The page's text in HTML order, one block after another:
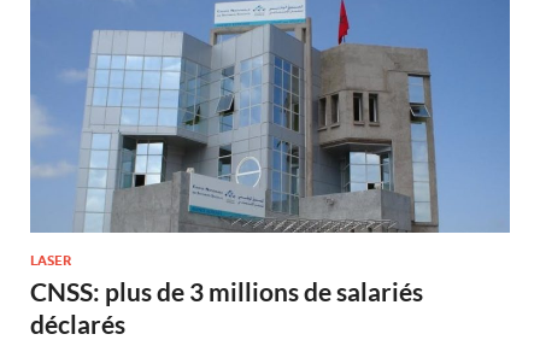
LASER
CNSS: plus de 3 millions de salariés
déclarés